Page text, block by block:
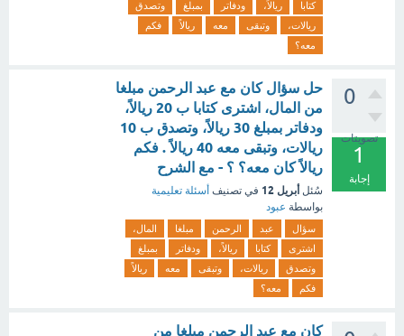
كتابا
ريالاً، ودفاتر بمبلغ
وتصدق
ريالات،
وتبقى معه ريالاً
فكم
معه؟
0
تصويتات
1
إجابة
حل سؤال كان مع عبد الرحمن مبلغا
من المال، اشترى كتابا ب 20 ريالاً،
ودفاتر بمبلغ 30 ريالاً، وتصدق ب 10
ريالات، وتبقى معه 40 ريالاً . فكم
ريالاً كان معه؟ ؟ - مع الشرح
سُئل أبريل 12 في تصنيف أسئلة تعليمية
بواسطة عبود
سؤال عبد الرحمن مبلغا
المال،
اشترى
كتابا ريالاً، ودفاتر
بمبلغ
وتصدق
ريالات، وتبقى معه
ريالاً
فكم
معه؟
كان مع عبد الرحمن مبلغا من